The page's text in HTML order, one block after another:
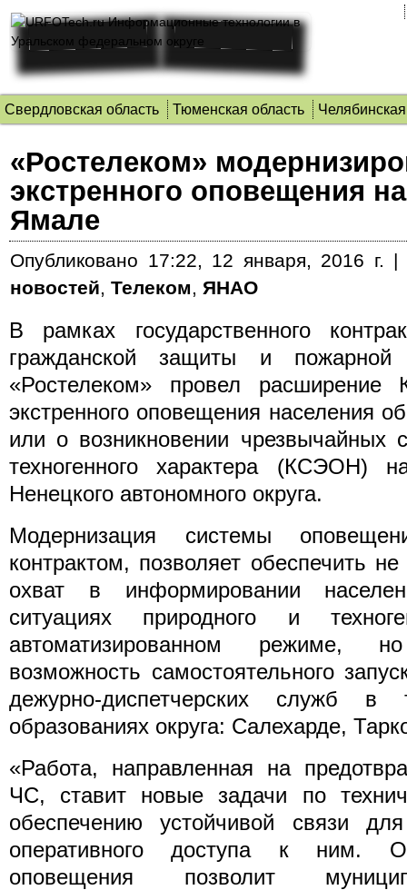
Свердловская область Тюменская область
«Ростелеком»
экстренного оповещения
Ямале
Опубликовано 17:22, 12 января, 2016 г. |
новостей, Телеком, ЯНАО
В рамках государственного
гражданской защиты и пожарной
«Ростелеком» провел расширение
экстренного оповещения населения
или о возникновении чрезвычайных
техногенного характера (КСЭОН)
Ненецкого автономного округа.
Модернизация системы
контрактом, позволяет обеспечить
охват в информировании
ситуациях природного и
автоматизированном режиме,
возможность самостоятельного
дежурно-диспетчерских служб в
образованиях округа: Салехарде,
«Работа, направленная на
ЧС, ставит новые задачи по
обеспечению устойчивой связи
оперативного доступа к ним.
оповещения позволит